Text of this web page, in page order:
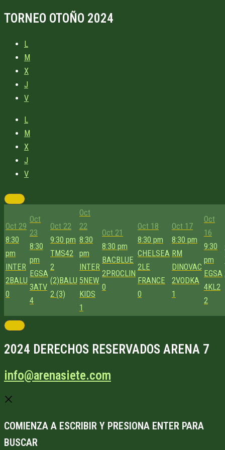
TORNEO OTOÑO 2024
L
M
X
J
V
L
M
X
J
V
Oct 29
8:30
pm
INTER
2BALU
0
Oct
23
8:30
pm
EGSA
3ATV
4
Oct 22
9:30 pm
TMS42
2
(2)BALU
2 (3)
Oct
22
8:30
pm
INTER
5NEW
KIDS
1
Oct 21
8:30 pm
BACBLUE
2PROCLIN
0
Oct 18
8:30 pm
CHELSEA
2LE
FRANCE
0
Oct 17
8:30 pm
RM
DINOVAC
2VODKA
1
Oct
16
9:30
pm
EGSA
4KL2
2
2024 DERECHOS RESERVADOS ARENA 7
info@arenasiete.com
COMIENZA A ESCRIBIR Y PRESIONA ENTER PARA
BUSCAR